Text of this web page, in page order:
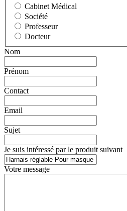
Cabinet Médical
Société
Professeur
Docteur
Nom
Prénom
Contact
Email
Sujet
Je suis intéressé par le produit suivant
Votre message